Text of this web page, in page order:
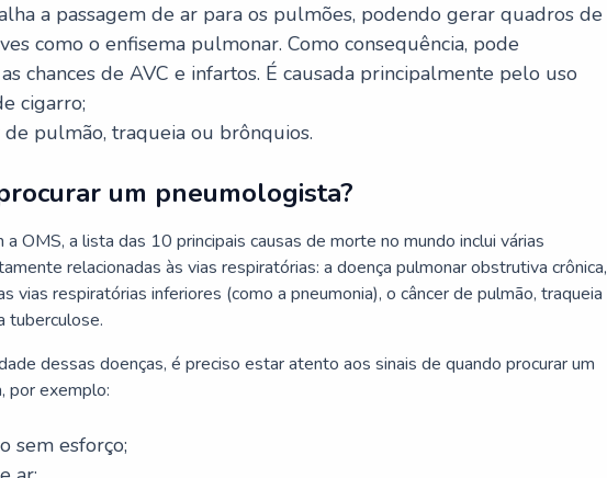
a passagem de ar para os pulmões, podendo gerar quadros de
como o enfisema pulmonar. Como consequência, pode
chances de AVC e infartos. É causada principalmente pelo uso
cigarro;
de pulmão, traqueia ou brônquios.
um pneumologista?
a OMS, a lista das 10 principais causas de morte no mundo inclui várias
relacionadas às vias respiratórias: a doença pulmonar obstrutiva crônica,
vias respiratórias inferiores (como a pneumonia), o câncer de pulmão, traqueia
tuberculose.
dessas doenças, é preciso estar atento aos sinais de quando procurar um
por exemplo:
sem esforço;